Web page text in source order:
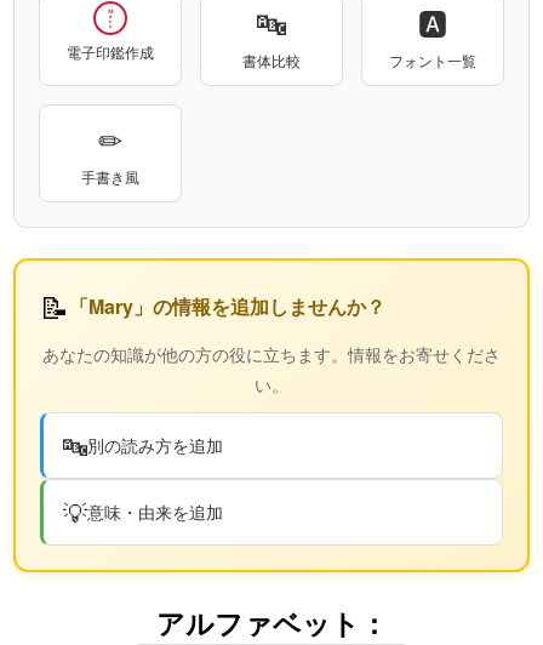
Mary
電子印鑑作成
🔤
書体比較
🅰
フォント一覧
✏
手書き風
📝 「Mary」の情報を追加しませんか？
あなたの知識が他の方の役に立ちます。情報をお寄せくださ
い。
🔤別の読み方を追加
💡意味・由来を追加
アルファベット：